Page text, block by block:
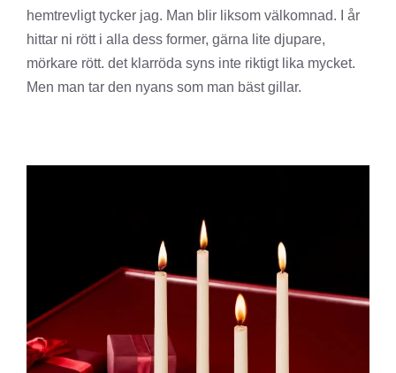
hemtrevligt tycker jag. Man blir liksom välkomnad. I år
hittar ni rött i alla dess former, gärna lite djupare,
mörkare rött. det klarröda syns inte riktigt lika mycket.
Men man tar den nyans som man bäst gillar.